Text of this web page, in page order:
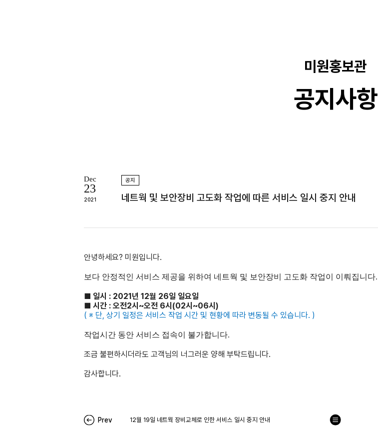
미원홍보관
공지사항
Dec
23
2021
공지
네트웍 및 보안장비 고도화 작업에 따른 서비스 일시 중지 안내
안녕하세요? 미원입니다.
보다 안정적인 서비스 제공을 위하여 네트웍 및 보안장비 고도화 작업이 이뤄집니다.
■ 일시 : 2021년 12월 26일 일요일
■ 시간 : 오전2시~오전 6시(02시~06시)
( ※ 단, 상기 일정은 서비스 작업 시간 및 현황에 따라 변동될 수 있습니다. )
작업시간 동안 서비스 접속이 불가합니다.
조금 불편하시더라도 고객님의 너그러운 양해 부탁드립니다.
감사합니다.
Prev 12월 19일 네트웍 장비교체로 인한 서비스 일시 중지 안내
목